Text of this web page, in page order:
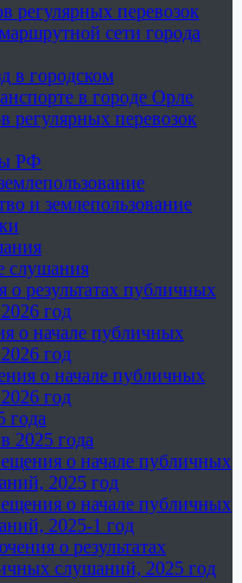
регулярных перевозок
сети города
в городском
в городе Орле
регулярных перевозок
РФ
и землепользование
слушания
о результатах публичных
год
о начале публичных
год
о начале публичных
год
года
2025 года
о начале публичных
2025 год
о начале публичных
2025-1 год
о результатах
слушаний, 2025 год